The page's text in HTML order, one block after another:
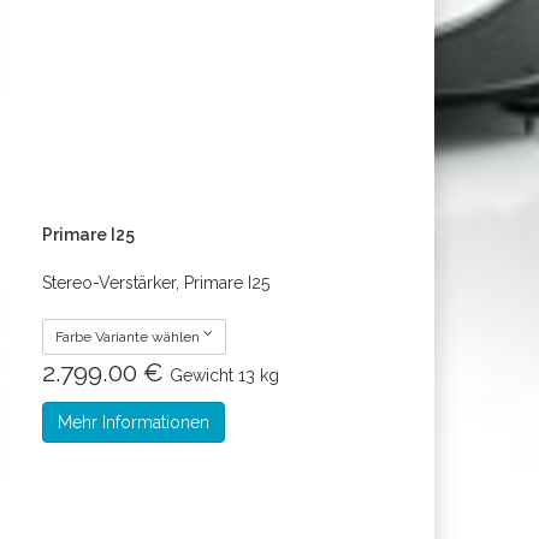
Primare I25
Stereo-Verstärker, Primare I25
Farbe Variante wählen
2.799.00 € Gewicht 13 kg
Mehr Informationen